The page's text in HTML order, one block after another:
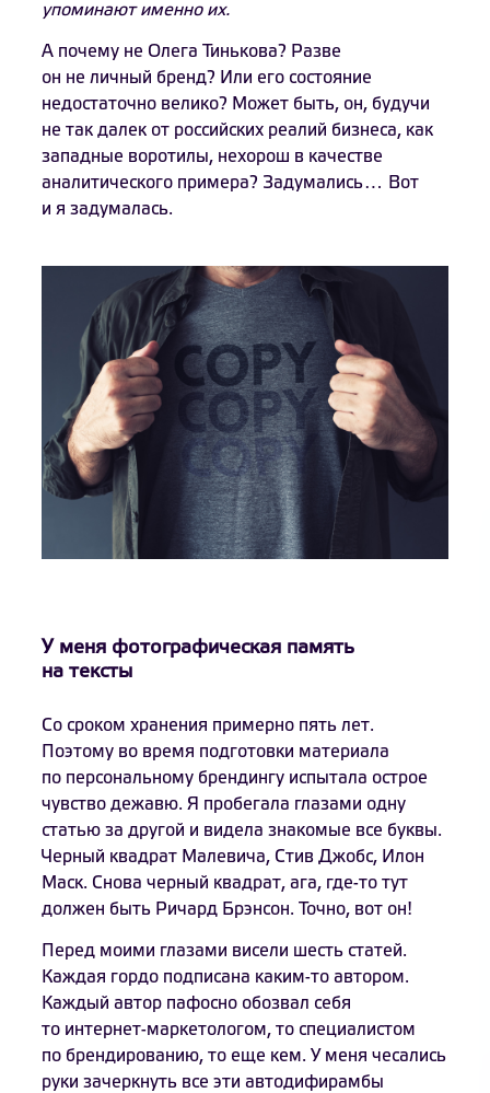
упоминают именно их.
А почему не Олега Тинькова? Разве
он не личный бренд? Или его состояние
недостаточно велико? Может быть, он, будучи
не так далек от российских реалий бизнеса, как
западные воротилы, нехорош в качестве
аналитического примера? Задумались… Вот
и я задумалась.
У меня фотографическая память
на тексты
Со сроком хранения примерно пять лет.
Поэтому во время подготовки материала
по персональному брендингу испытала острое
чувство дежавю. Я пробегала глазами одну
статью за другой и видела знакомые все буквы.
Черный квадрат Малевича, Стив Джобс, Илон
Маск. Снова черный квадрат, ага, где-то тут
должен быть Ричард Брэнсон. Точно, вот он!
Перед моими глазами висели шесть статей.
Каждая гордо подписана каким-то автором.
Каждый автор пафосно обозвал себя
то интернет-маркетологом, то специалистом
по брендированию, то еще кем. У меня чесались
руки зачеркнуть все эти автодифирамбы